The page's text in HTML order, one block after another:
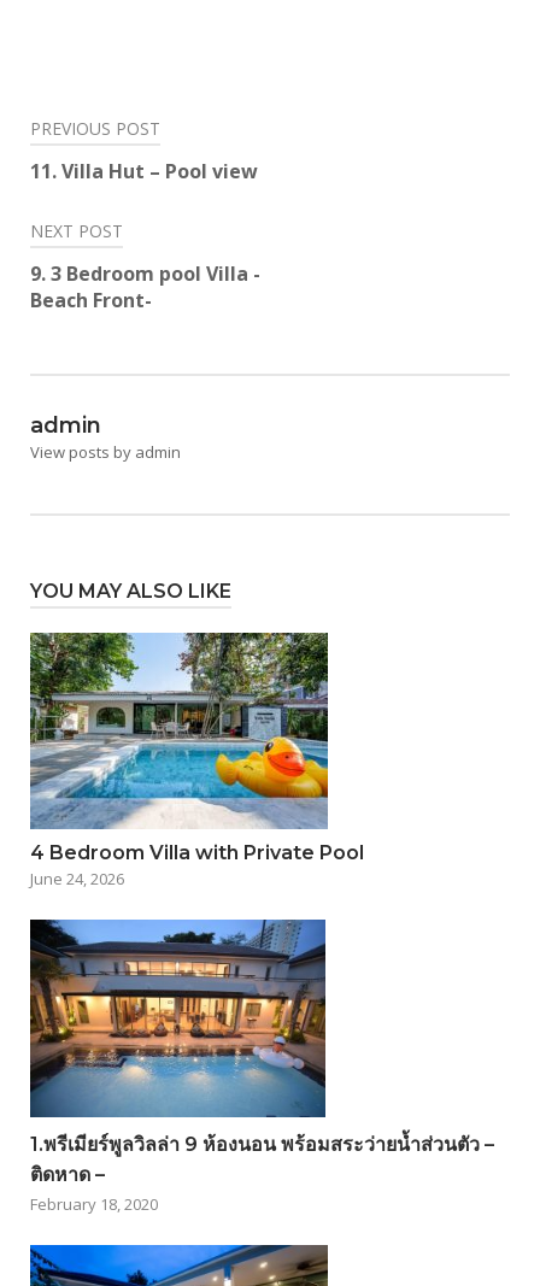
Post
navigation
PREVIOUS POST
11. Villa Hut – Pool view
NEXT POST
9. 3 Bedroom pool Villa -
Beach Front-
admin
View posts by admin
YOU MAY ALSO LIKE
4 Bedroom Villa with Private Pool
June 24, 2026
1.พรีเมียร์พูลวิลล่า 9 ห้องนอน พร้อมสระว่ายน้ำส่วนตัว –
ติดหาด –
February 18, 2020